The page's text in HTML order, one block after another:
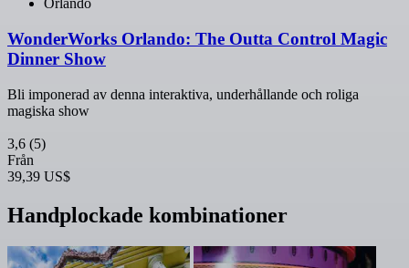
Orlando
WonderWorks Orlando: The Outta Control Magic
Dinner Show
Bli imponerad av denna interaktiva, underhållande och roliga
magiska show
3,6 (5)
Från
39,39 US$
Handplockade kombinationer